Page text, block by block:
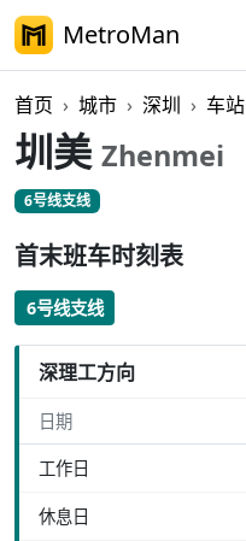
MetroMan
首页 城市 深圳 车站
圳美 Zhenmei
6号线支线
首末班车时刻表
6号线支线
深理工方向
日期
工作日
休息日